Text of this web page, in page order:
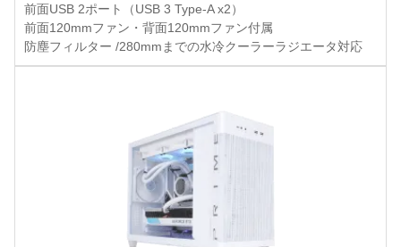
前面USB 2ポート（USB 3 Type-A x2）
前面120mmファン・背面120mmファン付属
防塵フィルター /280mmまでの水冷クーラーラジエータ対応